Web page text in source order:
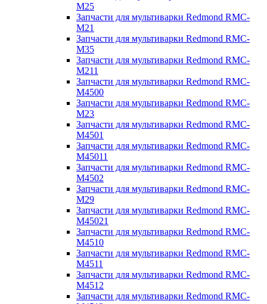
M25
Запчасти для мультиварки Redmond RMC-
M21
Запчасти для мультиварки Redmond RMC-
M35
Запчасти для мультиварки Redmond RMC-
M211
Запчасти для мультиварки Redmond RMC-
M4500
Запчасти для мультиварки Redmond RMC-
M23
Запчасти для мультиварки Redmond RMC-
M4501
Запчасти для мультиварки Redmond RMC-
M45011
Запчасти для мультиварки Redmond RMC-
M4502
Запчасти для мультиварки Redmond RMC-
M29
Запчасти для мультиварки Redmond RMC-
M45021
Запчасти для мультиварки Redmond RMC-
M4510
Запчасти для мультиварки Redmond RMC-
M4511
Запчасти для мультиварки Redmond RMC-
M4512
Запчасти для мультиварки Redmond RMC-